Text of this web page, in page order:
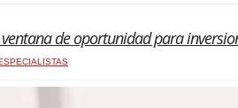
de oportunidad para